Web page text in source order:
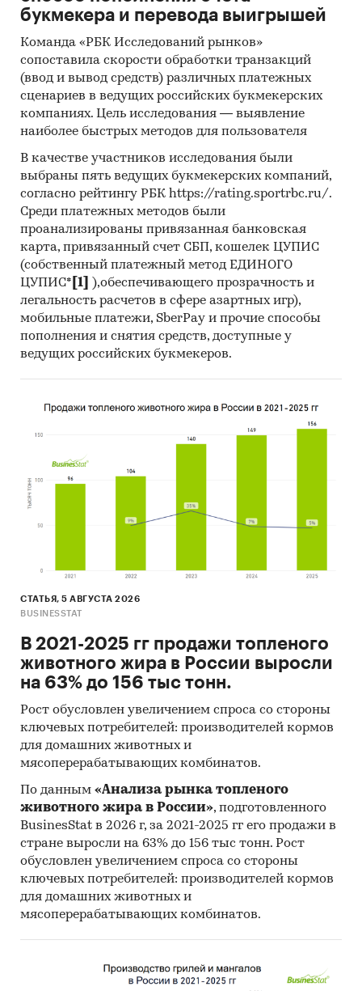
информации из различных источников,
проведение расчетов. Статистика и аналитика
• Прогноз ГидМаркет. Современные
статистические методы прогнозирования с
поправкой на мнение экспертов.
Категории: Потребительские товары
Овощи, фрукты, грибы
Россия
букмекера и перевода выигрышей
Команда «РБК Исследований рынков»
сопоставила скорости обработки транзакций
(ввод и вывод средств) различных платежных
сценариев в ведущих российских букмекерских
компаниях. Цель исследования — выявление
наиболее быстрых методов для пользователя
В качестве участников исследования были
выбраны пять ведущих букмекерских компаний,
согласно рейтингу РБК https://rating.sportrbc.ru/.
Среди платежных методов были
проанализированы привязанная банковская
карта, привязанный счет СБП, кошелек ЦУПИС
(собственный платежный метод ЕДИНОГО
ЦУПИС* [1]
),обеспечивающего прозрачность и
легальность расчетов в сфере азартных игр),
мобильные платежи, SberPay и прочие способы
пополнения и снятия средств, доступные у
ведущих российских букмекеров.
СТАТЬЯ, 5 АВГУСТА 2026
BUSINESSTAT
В 2021-2025 гг продажи топленого
животного жира в России выросли
на 63% до 156 тыс тонн.
Рост обусловлен увеличением спроса со стороны
ключевых потребителей: производителей кормов
для домашних животных и
мясоперерабатывающих комбинатов.
По данным «Анализа рынка топленого
животного жира в России», подготовленного
BusinesStat в 2026 г, за 2021-2025 гг его продажи в
стране выросли на 63% до 156 тыс тонн. Рост
обусловлен увеличением спроса со стороны
ключевых потребителей: производителей кормов
для домашних животных и
мясоперерабатывающих комбинатов.